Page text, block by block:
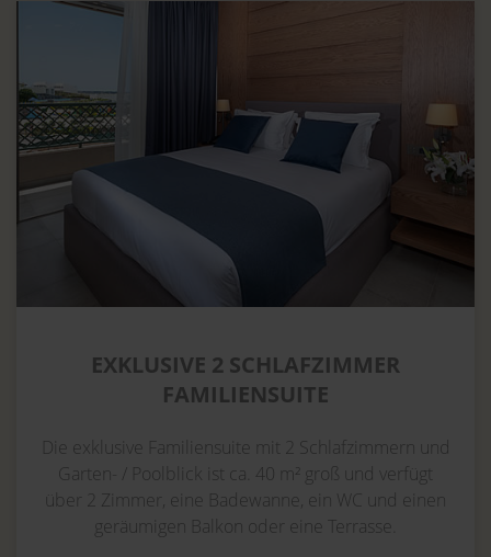
EXKLUSIVE 2 SCHLAFZIMMER
FAMILIENSUITE
Die exklusive Familiensuite mit 2 Schlafzimmern und
Garten- / Poolblick ist ca. 40 m² groß und verfügt
über 2 Zimmer, eine Badewanne, ein WC und einen
geräumigen Balkon oder eine Terrasse.